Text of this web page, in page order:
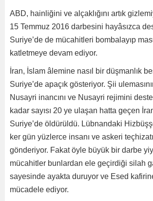
ABD, hainliğini ve alçaklığını artık
15 Temmuz 2016 darbesini hayâsızca
Suriye’de de mücahitleri bombalayıp
katletmeye devam ediyor.
İran, İslam âlemine nasıl bir düşmanlık
Suriye’de apaçık gösteriyor. Şii
Nusayri inancını ve Nusayri rejimini
kadar sayısı 20 ye ulaşan hatta geçen
Suriye’de öldürüldü. Lübnandaki
ker gün yüzlerce insanı ve askeri
gönderiyor. Fakat öyle büyük bir darbe
mücahitler bunlardan ele geçirdiği silah
sayesinde ayakta duruyor ve Esed
mücadele ediyor.